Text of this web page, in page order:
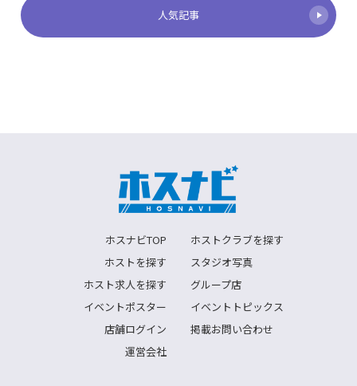
人気記事
ホスナビTOP
ホストクラブを探す
ホストを探す
スタジオ写真
ホスト求人を探す
グループ店
イベントポスター
イベントトピックス
店舗ログイン
掲載お問い合わせ
運営会社